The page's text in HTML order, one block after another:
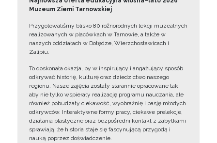
Muzeum Ziemi Tarnowskiej
Przygotowaliśmy blisko 80 różnorodnych lekcji muzealnych
realizowanych w placówkach w Tarnowie, a także w
naszych oddziałach w Dołędze, Wierzchosławicach i
Zalipiu.
To doskonała okazja, by w inspirujący i angażujący sposób
odkrywać historię, kulturę oraz dziedzictwo naszego
regionu. Nasze zajęcia zostały starannie opracowane tak,
aby nie tylko wspierały realizację programu nauczania, ale
również pobudzały ciekawość, wyobraźnię i pasję młodych
odkrywców. Interaktywne formy pracy, ciekawe prelekcje,
działania plastyczne oraz bezpośredni kontakt z zabytkami
sprawiają, że historia staje się fascynującą przygodą i
nauką poprzez doświadczenie.